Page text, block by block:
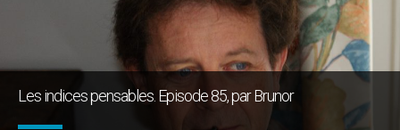
Les indices pensables. Episode 85, par Brunor